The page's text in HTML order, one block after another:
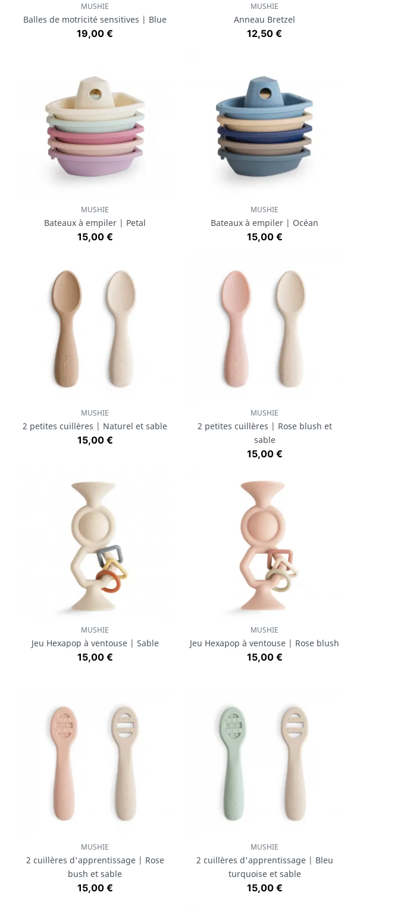
Aperçu rapide
MUSHIE
Balles de motricité sensitives | Blue
Prix
19,00 €
Aperçu rapide
MUSHIE
Anneau Bretzel
Prix
12,50 €
Aperçu rapide
MUSHIE
Bateaux à empiler | Petal
Prix
15,00 €
Aperçu rapide
MUSHIE
Bateaux à empiler | Océan
Prix
15,00 €
Aperçu rapide
MUSHIE
2 petites cuillères | Naturel et sable
Prix
15,00 €
Aperçu rapide
MUSHIE
2 petites cuillères | Rose blush et
sable
Prix
15,00 €
Aperçu rapide
MUSHIE
Jeu Hexapop à ventouse | Sable
Prix
15,00 €
Aperçu rapide
MUSHIE
Jeu Hexapop à ventouse | Rose blush
Prix
15,00 €
Aperçu rapide
MUSHIE
2 cuillères d'apprentissage | Rose
bush et sable
Prix
15,00 €
Aperçu rapide
MUSHIE
2 cuillères d'apprentissage | Bleu
turquoise et sable
Prix
15,00 €